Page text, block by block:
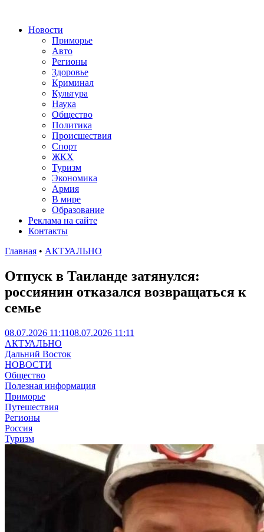
Новости
Приморье
Авто
Регионы
Здоровье
Криминал
Культура
Наука
Общество
Политика
Происшествия
Спорт
ЖКХ
Туризм
Экономика
Армия
В мире
Образование
Реклама на сайте
Контакты
Главная • АКТУАЛЬНО
Отпуск в Таиланде затянулся:
россиянин отказался возвращаться к
семье
08.07.2026 11:1108.07.2026 11:11
АКТУАЛЬНО
Дальний Восток
НОВОСТИ
Общество
Полезная информация
Приморье
Путешествия
Регионы
Россия
Туризм